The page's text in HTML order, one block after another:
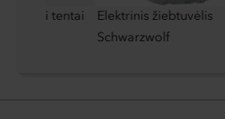
tentai
Elektrinis žiebtuvėlis
Schwarzwolf